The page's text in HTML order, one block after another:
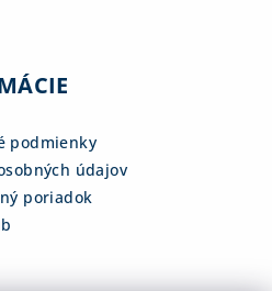
podmienky
údajov
poriadok